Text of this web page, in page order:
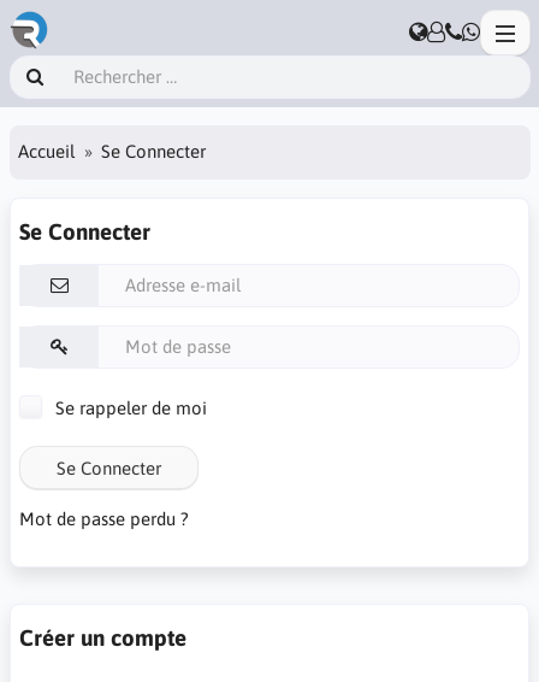
Accueil Se Connecter
Se Connecter
Se rappeler de moi
Se Connecter
Mot de passe perdu ?
Créer un compte